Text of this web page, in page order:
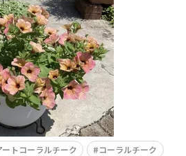
ピンチ） 後約7週間❷6/22切り
り戻しから 17日❹8
トコーラルチーク
コーラルチーク